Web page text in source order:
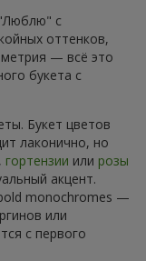
с
оттенков,
— всё это
букета с
Букет цветов
лаконично, но
, гортензии или розы
акцент.
monochromes —
или
с первого